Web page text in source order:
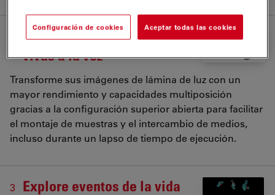
Explore varias muestras
vivas a la vez
Transforme sus imágenes de lámina de luz con un
mayor rendimiento y capacidades multiposición
gracias a la configuración superior abierta para facilitar
el montaje de muestras y el intercambio de medios,
incluso durante un lapso de tiempo de ejecución.
3
Explore eventos de la vida
Configuración de cookies Aceptar todas las cookies